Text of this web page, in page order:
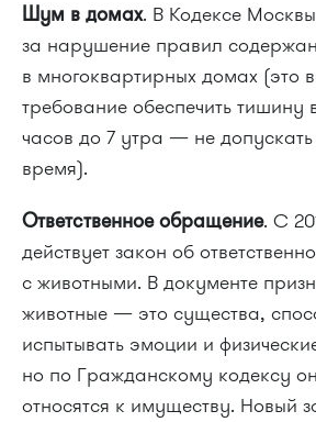
Шум в домах. В Кодексе
за нарушение правил
в многоквартирных домах (это
требование обеспечить тишину
часов до 7 утра — не
время).
Ответственное обращение. С
действует закон об
с животными. В документе
животные — это существа,
испытывать эмоции и
но по Гражданскому кодексу
относятся к имуществу. Новый